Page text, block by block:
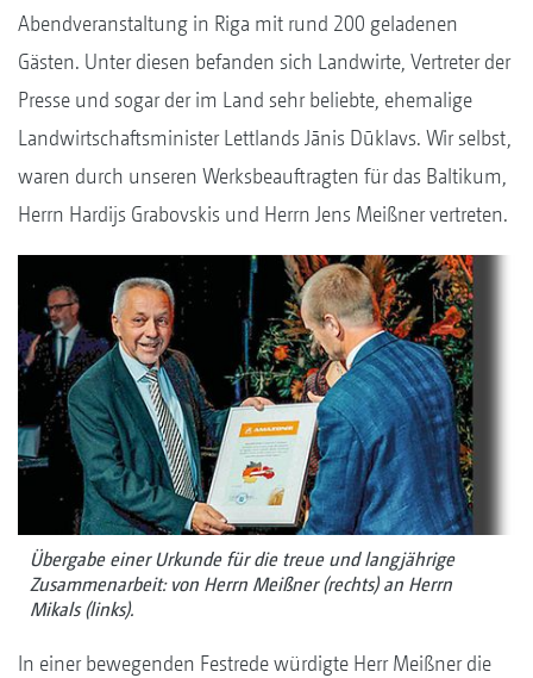
Abendveranstaltung in Riga mit rund 200 geladenen
Gästen. Unter diesen befanden sich Landwirte, Vertreter der
Presse und sogar der im Land sehr beliebte, ehemalige
Landwirtschaftsminister Lettlands Jānis Dūklavs. Wir selbst,
waren durch unseren Werksbeauftragten für das Baltikum,
Herrn Hardijs Grabovskis und Herrn Jens Meißner vertreten.
Übergabe einer Urkunde für die treue und langjährige
Zusammenarbeit: von Herrn Meißner (rechts) an Herrn
Mikals (links).
In einer bewegenden Festrede würdigte Herr Meißner die